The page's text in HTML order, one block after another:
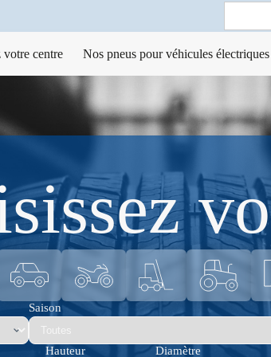
Search
votre centre Nos pneus pour véhicules électriques
Saison
Hauteur Diamètre